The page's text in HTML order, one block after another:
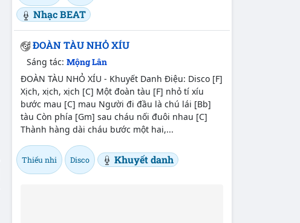
Nhạc BEAT
ĐOÀN TÀU NHỎ XÍU
Sáng tác:Mộng Lân
ĐOÀN TÀU NHỎ XÍU - Khuyết Danh Điệu: Disco [F]
Xịch, xịch, xịch [C] Một đoàn tàu [F] nhỏ tí xíu
bước mau [C] mau Người đi đầu là chú lái [Bb]
tàu Còn phía [Gm] sau cháu nối đuôi nhau [C]
Thành hàng dài cháu bước một hai,...
Thiếu nhi Disco Khuyết danh